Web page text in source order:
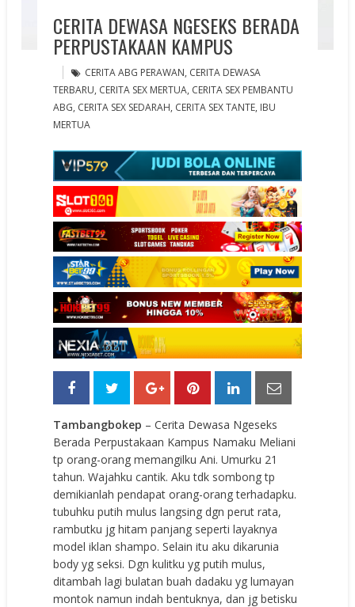
CERITA DEWASA NGESEKS BERADA
PERPUSTAKAAN KAMPUS
CERITA ABG PERAWAN, CERITA DEWASA
TERBARU, CERITA SEX MERTUA, CERITA SEX PEMBANTU
ABG, CERITA SEX SEDARAH, CERITA SEX TANTE, IBU
MERTUA
Tambangbokep – Cerita Dewasa Ngeseks
Berada Perpustakaan Kampus Namaku Meliani
tp orang-orang memangilku Ani. Umurku 21
tahun. Wajahku cantik. Aku tdk sombong tp
demikianlah pendapat orang-orang terhadapku.
tubuhku putih mulus langsing dgn perut rata,
rambutku jg hitam panjang seperti layaknya
model iklan shampo. Selain itu aku dikarunia
body yg seksi. Dgn kulitku yg putih mulus,
ditambah lagi bulatan buah dadaku yg lumayan
montok namun indah bentuknya, dan jg betisku